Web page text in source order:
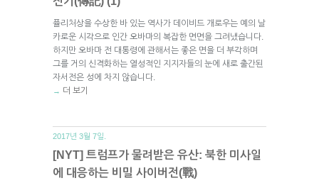
퓰리처상을 수상한 바 있는 역사가 데이비드 개로우는 예의 날
카로운 시각으로 인간 오바마의 복잡한 면면을 그려냈습니다.
하지만 오바마 전 대통령에 관해서는 좋은 면을 더 부각하며
그를 거의 신격화하는 열성적인 지지자들의 눈에 새로 출간된
자서전은 성에 차지 않습니다.
→ 더 보기
2017년 3월 7일.
[NYT] 트럼프가 물려받은 유산: 북한 미사일
에 대응하는 비밀 사이버전(戰)